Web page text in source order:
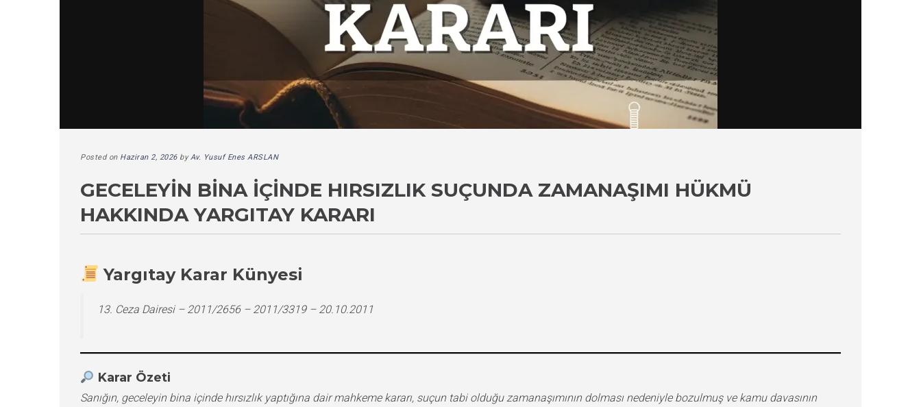
Posted on Haziran 2, 2026byAv. Yusuf Enes ARSLAN
GECELEYIN BINA İÇINDE HIRSIZLIK SUÇUNDA ZAMANAŞIMI HÜKMÜ
HAKKINDA YARGITAY KARARI
Yargıtay Karar Künyesi
13. Ceza Dairesi – 2011/2656 – 2011/3319 – 20.10.2011
Karar Özeti
Sanığın, geceleyin bina içinde hırsızlık yaptığına dair mahkeme kararı, suçun tabi olduğu zamanaşımının dolması nedeniyle bozulmuş ve kamu davasının